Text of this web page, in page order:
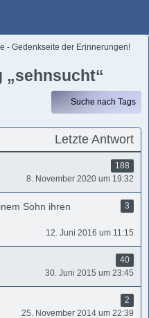
- Gedenkseite der Erinnerungen!
„sehnsucht“
Suche nach Tags
Letzte Antwort
188
8. November 2020 um 19:32
Sohn ihren
3
12. Juni 2016 um 11:15
40
30. Juni 2015 um 23:45
2
25. November 2014 um 22:39